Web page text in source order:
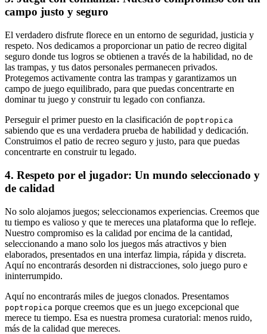
campo justo y seguro
El verdadero disfrute florece en un entorno de seguridad, justicia y
respeto. Nos dedicamos a proporcionar un patio de recreo digital
seguro donde tus logros se obtienen a través de la habilidad, no de
las trampas, y tus datos personales permanecen privados.
Protegemos activamente contra las trampas y garantizamos un
campo de juego equilibrado, para que puedas concentrarte en
dominar tu juego y construir tu legado con confianza.
Perseguir el primer puesto en la clasificación de poptropica
sabiendo que es una verdadera prueba de habilidad y dedicación.
Construimos el patio de recreo seguro y justo, para que puedas
concentrarte en construir tu legado.
4. Respeto por el jugador: Un mundo seleccionado y
de calidad
No solo alojamos juegos; seleccionamos experiencias. Creemos que
tu tiempo es valioso y que te mereces una plataforma que lo refleje.
Nuestro compromiso es la calidad por encima de la cantidad,
seleccionando a mano solo los juegos más atractivos y bien
elaborados, presentados en una interfaz limpia, rápida y discreta.
Aquí no encontrarás desorden ni distracciones, solo juego puro e
ininterrumpido.
Aquí no encontrarás miles de juegos clonados. Presentamos
poptropica porque creemos que es un juego excepcional que
merece tu tiempo. Esa es nuestra promesa curatorial: menos ruido,
más de la calidad que mereces.